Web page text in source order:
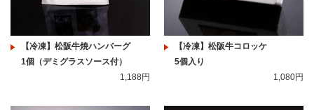
【冷凍】松阪牛焼ハンバーグ
1個（デミグラスソース付）
1,188円
【冷凍】松阪牛コロッケ
5個入り
1,080円